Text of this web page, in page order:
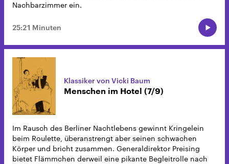
Nachbarzimmer ein.
25:21 Minuten
Klassiker von Vicki Baum
Menschen im Hotel (7/9)
Im Rausch des Berliner Nachtlebens gewinnt Kringelein
beim Roulette, überanstrengt aber seinen schwachen
Körper und bricht zusammen. Generaldirektor Preising
bietet Flämmchen derweil eine pikante Begleitrolle nach